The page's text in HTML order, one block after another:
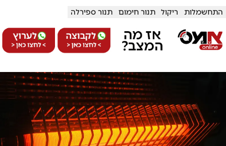
התחשמלות ריקול תנור חימום תנור ספירלה